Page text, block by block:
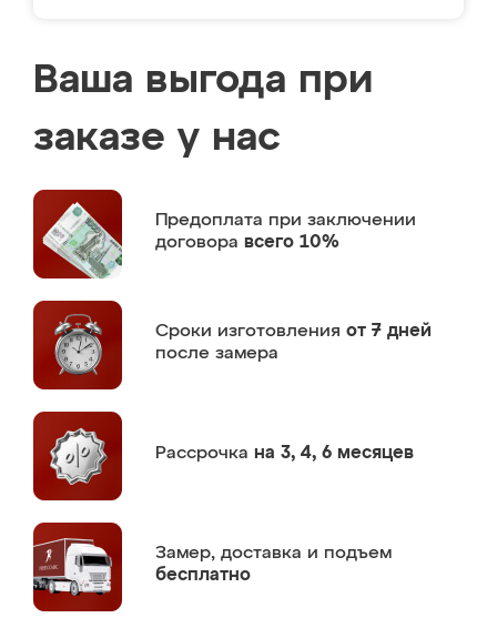
Ваша выгода при
заказе у нас
Предоплата при заключении
договора всего 10%
Сроки изготовления от 7 дней
после замера
Рассрочка на 3, 4, 6 месяцев
Замер, доставка и подъем
бесплатно